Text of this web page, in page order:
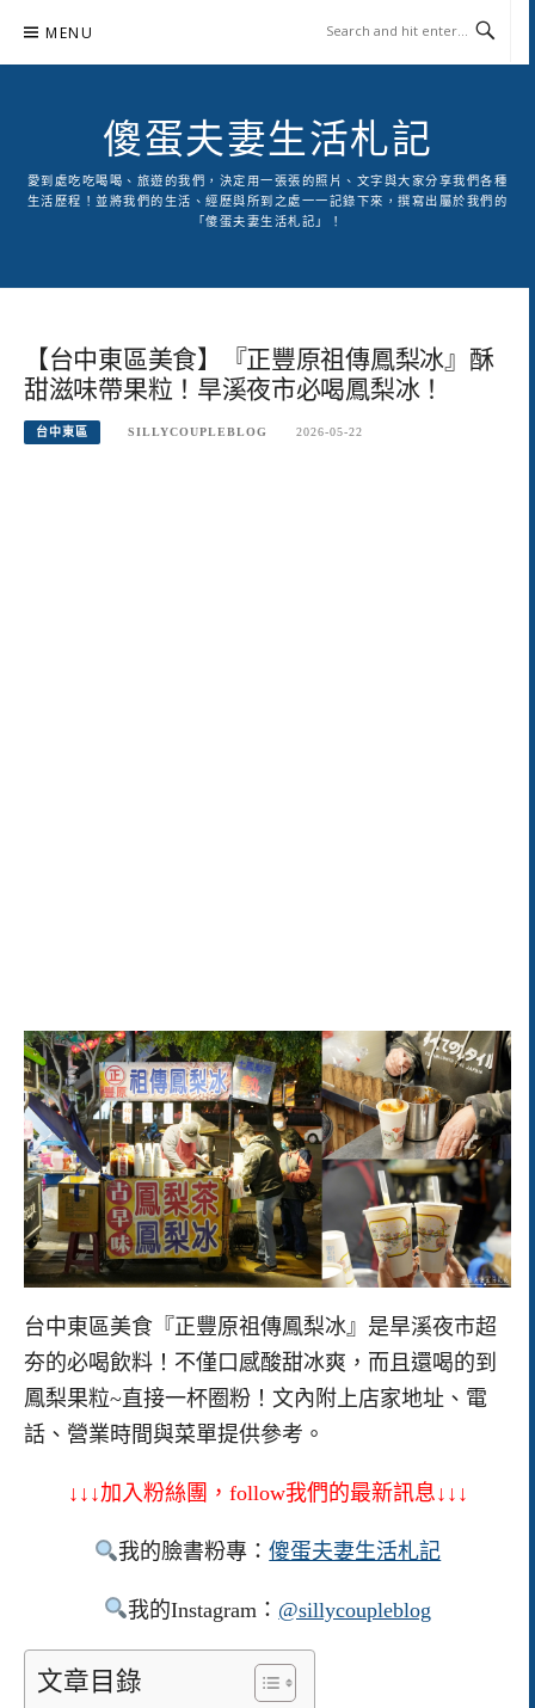
content
MENU
傻蛋夫妻生活札記
愛到處吃吃喝喝、旅遊的我們，決定用一張張的照片、文字與大家分享我們各種
生活歷程！並將我們的生活、經歷與所到之處一一記錄下來，撰寫出屬於我們的
「傻蛋夫妻生活札記」！
【台中東區美食】『正豐原祖傳鳳梨冰』酥
甜滋味帶果粒！旱溪夜市必喝鳳梨冰！
台中東區 SILLYCOUPLEBLOG 2026-05-22
台中東區美食『正豐原祖傳鳳梨冰』是旱溪夜市超
夯的必喝飲料！不僅口感酸甜冰爽，而且還喝的到
鳳梨果粒~直接一杯圈粉！文內附上店家地址、電
話、營業時間與菜單提供參考。
↓↓↓加入粉絲團，follow我們的最新訊息↓↓↓
我的臉書粉專：傻蛋夫妻生活札記
我的Instagram： @sillycoupleblog
文章目錄